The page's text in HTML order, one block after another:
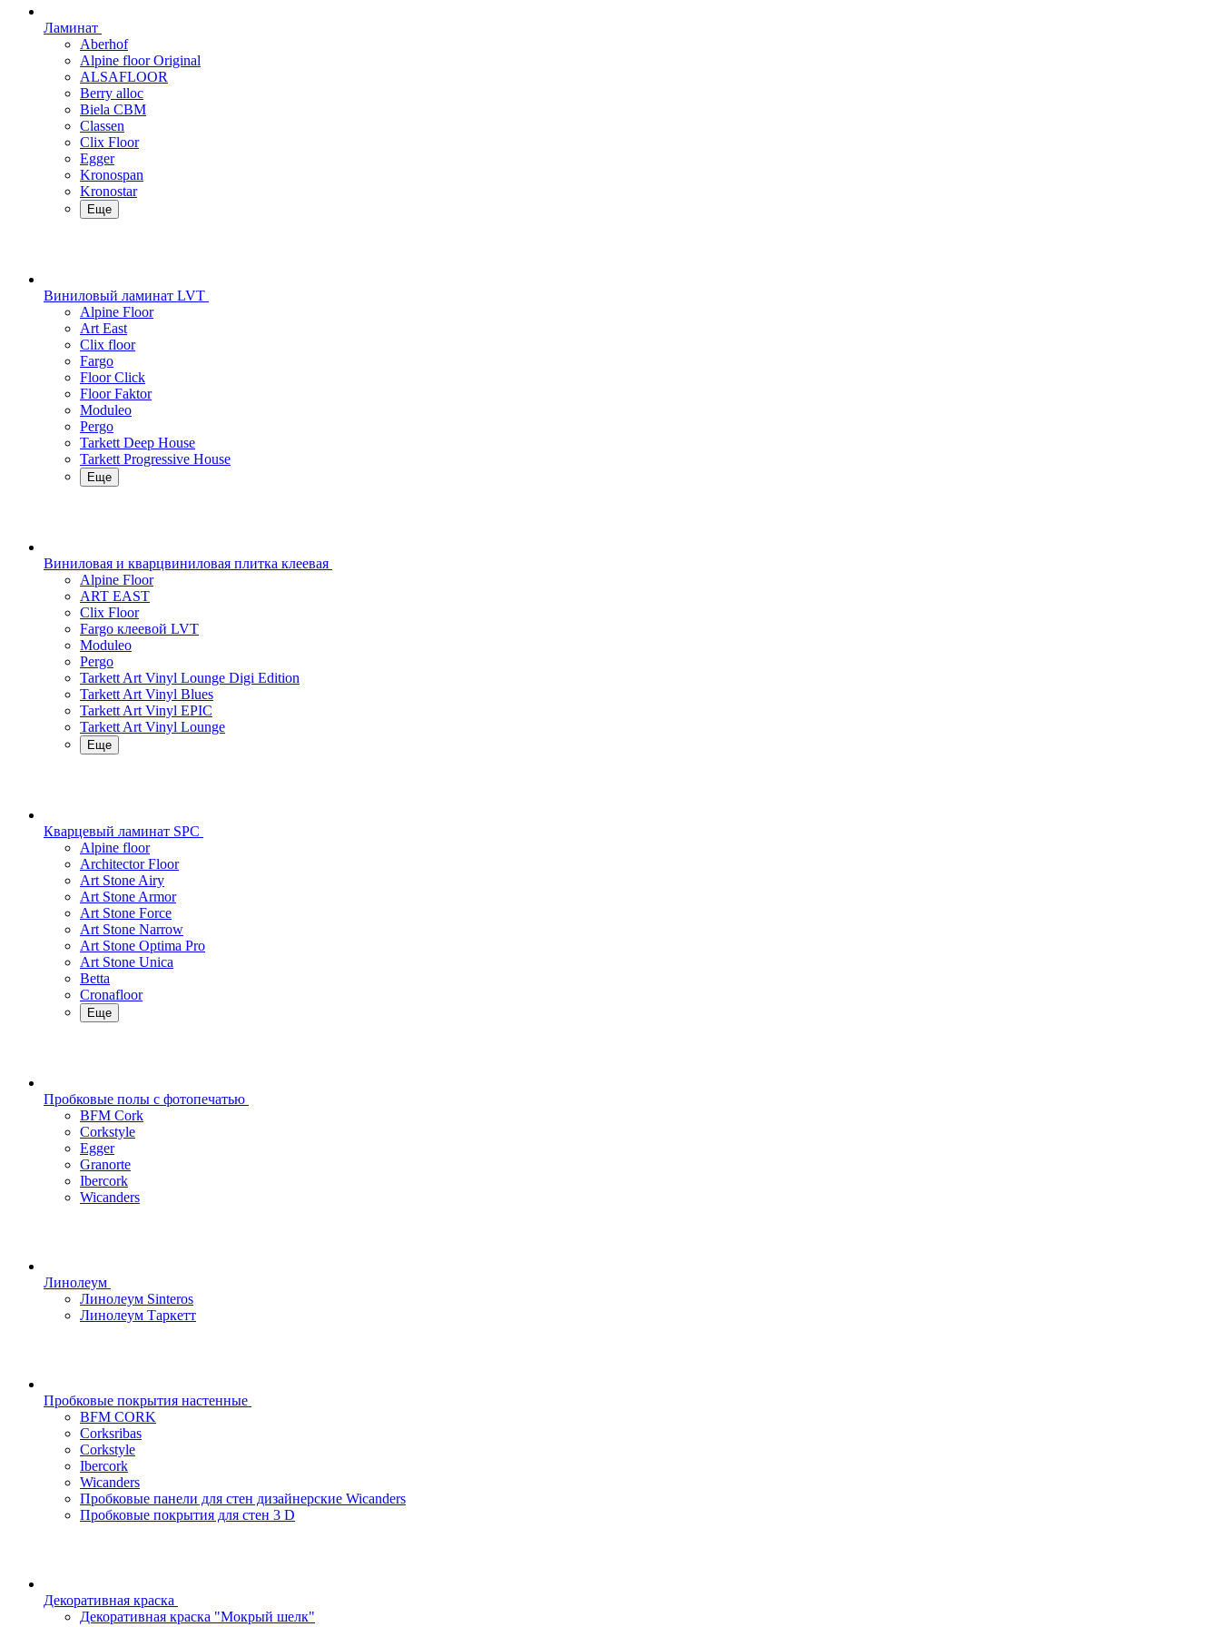
Ламинат
Aberhof
Alpine floor Original
ALSAFLOOR
Berry alloc
Biela CBM
Classen
Clix Floor
Egger
Kronospan
Kronostar
Еще
Виниловый ламинат LVT
Alpine Floor
Art East
Clix floor
Fargo
Floor Click
Floor Faktor
Moduleo
Pergo
Tarkett Deep House
Tarkett Progressive House
Еще
Виниловая и кварцвиниловая плитка клеевая
Alpine Floor
ART EAST
Clix Floor
Fargo клеевой LVT
Moduleo
Pergo
Tarkett Art Vinyl Lounge Digi Edition
Tarkett Art Vinyl Blues
Tarkett Art Vinyl EPIC
Tarkett Art Vinyl Lounge
Еще
Кварцевый ламинат SPC
Alpine floor
Architector Floor
Art Stone Airy
Art Stone Armor
Art Stone Force
Art Stone Narrow
Art Stone Optima Pro
Art Stone Unica
Betta
Cronafloor
Еще
Пробковые полы с фотопечатью
BFM Cork
Corkstyle
Egger
Granorte
Ibercork
Wicanders
Линолеум
Линолеум Sinteros
Линолеум Таркетт
Пробковые покрытия настенные
BFM CORK
Corksribas
Corkstyle
Ibercork
Wicanders
Пробковые панели для стен дизайнерские Wicanders
Пробковые покрытия для стен 3 D
Декоративная краска
Декоративная краска "Мокрый шелк"